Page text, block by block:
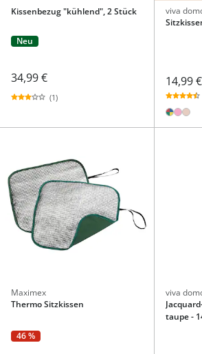
Kissenbezug "kühlend", 2 Stück
Neu
34,99 €
(1)
viva
14,99 €
Maximex
Thermo Sitzkissen
46 %
viva
taupe -